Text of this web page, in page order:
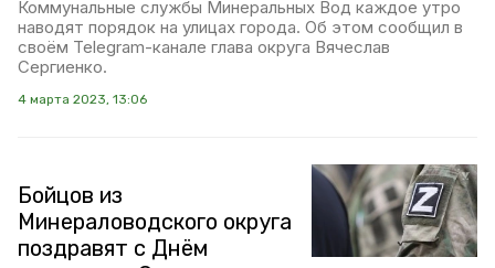
Коммунальные службы Минеральных Вод каждое утро
наводят порядок на улицах города. Об этом сообщил в
своём Telegram-канале глава округа Вячеслав
Сергиенко.
4 марта 2023, 13:06
Бойцов из
Минераловодского округа
поздравят с Днём